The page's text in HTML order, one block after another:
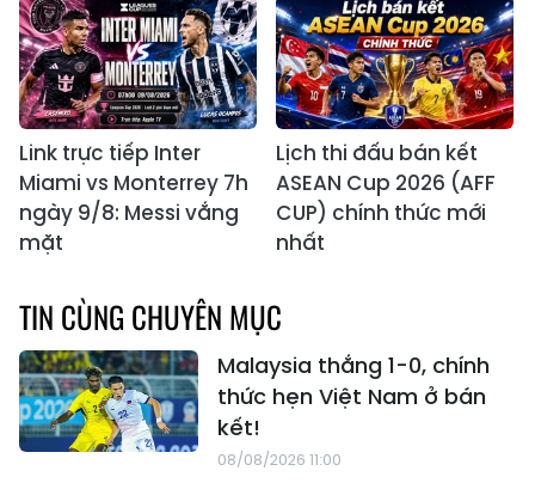
Link trực tiếp Inter
Miami vs Monterrey 7h
ngày 9/8: Messi vắng
mặt
Lịch thi đấu bán kết
ASEAN Cup 2026 (AFF
CUP) chính thức mới
nhất
TIN CÙNG CHUYÊN MỤC
Malaysia thắng 1-0, chính
thức hẹn Việt Nam ở bán
kết!
08/08/2026 11:00